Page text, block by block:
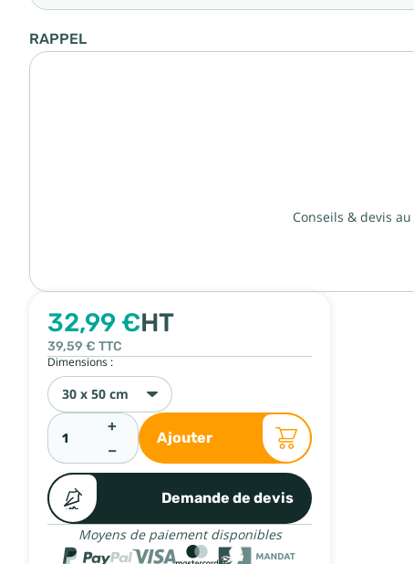
32,99 €HT
39,59 € TTC
Dimensions :
30 x 50 cm
+
−
Ajouter
Demande de devis
Moyens de paiement disponibles
RAPPEL
Conseils & devis au